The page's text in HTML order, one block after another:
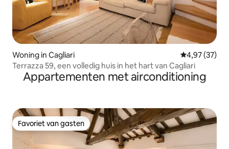
Woning in Cagliari Gemiddelde
4,97 (37)
Terrazza 59, een volledig huis in het hart van Cagliari
Appartementen met airconditioning
Favoriet van gasten
Favoriet van gasten